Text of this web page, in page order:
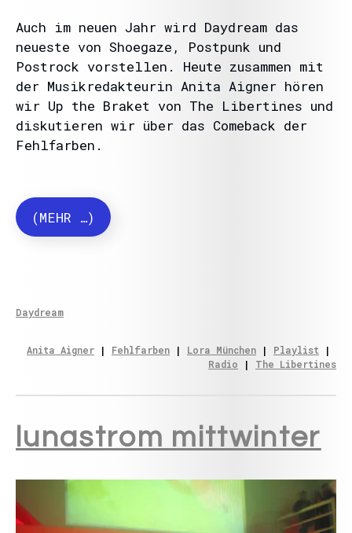
Auch im neuen Jahr wird Daydream das
neueste von Shoegaze, Postpunk und
Postrock vorstellen. Heute zusammen mit
der Musikredakteurin Anita Aigner hören
wir Up the Braket von The Libertines und
diskutieren wir über das Comeback der
Fehlfarben.
(MEHR …)
Daydream
Anita Aigner | Fehlfarben | Lora München | Playlist
Radio | The Libertines
lunastrom mittwinter